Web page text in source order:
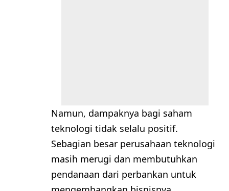
Namun, dampaknya bagi saham
teknologi tidak selalu positif.
Sebagian besar perusahaan teknologi
masih merugi dan membutuhkan
pendanaan dari perbankan untuk